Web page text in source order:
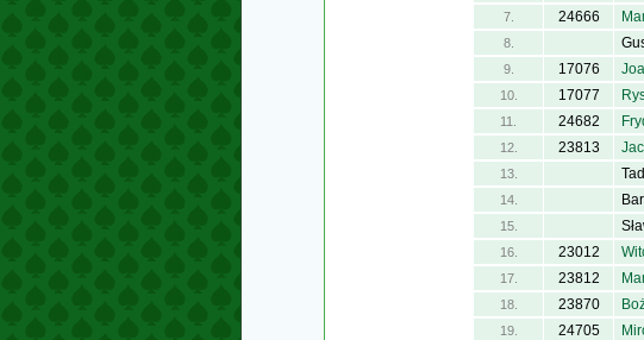
7.
24666
8.
9.
17076
10.
17077
11.
24682
12.
23813
13.
14.
15.
16.
23012
17.
23812
18.
23870
19.
24705